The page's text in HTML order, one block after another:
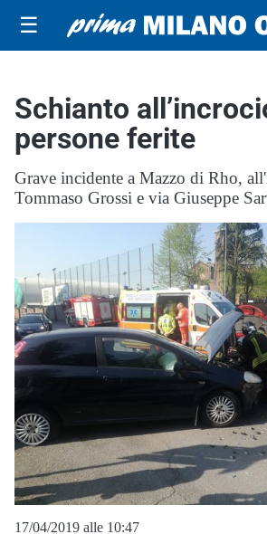
☰
Schianto
persone ferite
Grave incidente a Mazzo di Rho,
Tommaso Grossi e via Giuseppe
17/04/2019 alle 10:47